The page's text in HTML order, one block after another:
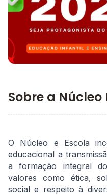
Sobre a Núcleo
O Núcleo e Escola
educacional a
a formação integral
valores como ética,
social e respeito à